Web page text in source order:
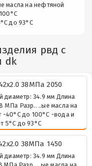
масла на нефтяной
до 93°C
рвд с
dk
38МПа 2050
диаметр: 34.9 мм Длина
МПа Разр.. ..ые масла на
-40°C до 100°C -вода и
5°C до 93°C
38МПа 1450
диаметр: 34.9 мм Длина